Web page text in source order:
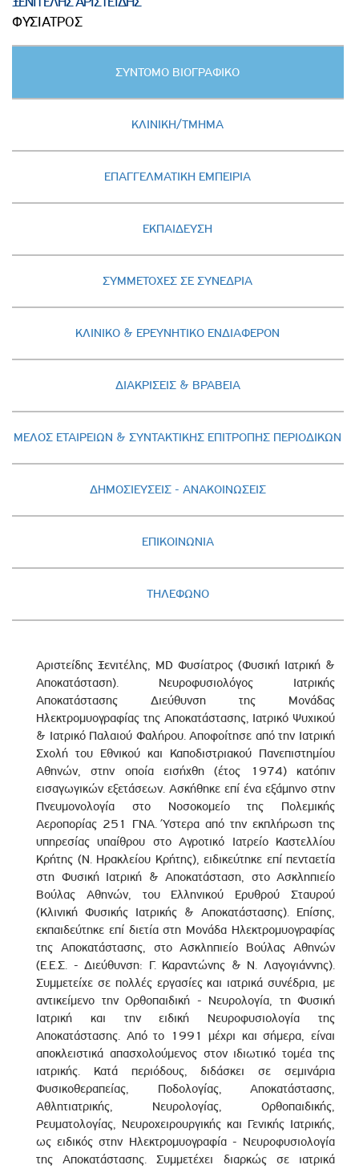
ΦΥΣΙΑΤΡΟΣ
ΣΥΝΤΟΜΟ ΒΙΟΓΡΑΦΙΚΟ
ΚΛΙΝΙΚΗ/ΤΜΗΜΑ
ΕΠΑΓΓΕΛΜΑΤΙΚΗ ΕΜΠΕΙΡΙΑ
ΕΚΠΑΙΔΕΥΣΗ
ΣΥΜΜΕΤΟΧΕΣ ΣΕ ΣΥΝΕΔΡΙΑ
ΚΛΙΝΙΚΟ & ΕΡΕΥΝΗΤΙΚΟ ΕΝΔΙΑΦΕΡΟΝ
ΔΙΑΚΡΙΣΕΙΣ & ΒΡΑΒΕΙΑ
ΜΕΛΟΣ ΕΤΑΙΡΕΙΩΝ & ΣΥΝΤΑΚΤΙΚΗΣ ΕΠΙΤΡΟΠΗΣ ΠΕΡΙΟΔΙΚΩΝ
ΔΗΜΟΣΙΕΥΣΕΙΣ - AΝΑΚΟΙΝΩΣΕΙΣ
ΕΠΙΚΟΙΝΩΝΙΑ
ΤΗΛΕΦΩΝΟ
Αριστείδης Ξενιτέλης, MD Φυσίατρος (Φυσική Ιατρική &
Αποκατάσταση). Νευροφυσιολόγος Ιατρικής
Αποκατάστασης Διεύθυνση της Μονάδας
Ηλεκτρομυογραφίας της Αποκατάστασης, Ιατρικό Ψυχικού
& Ιατρικό Παλαιού Φαλήρου. Αποφοίτησε από την Ιατρική
Σχολή του Εθνικού και Καποδιστριακού Πανεπιστημίου
Αθηνών, στην οποία εισήχθη (έτος 1974) κατόπιν
εισαγωγικών εξετάσεων. Ασκήθηκε επί ένα εξάμηνο στην
Πνευμονολογία στο Νοσοκομείο της Πολεμικής
Αεροπορίας 251 ΓΝΑ. Ύστερα από την εκπλήρωση της
υπηρεσίας υπαίθρου στο Αγροτικό Ιατρείο Καστελλίου
Κρήτης (Ν. Ηρακλείου Κρήτης), ειδικεύτηκε επί πενταετία
στη Φυσική Ιατρική & Αποκατάσταση, στο Ασκληπιείο
Βούλας Αθηνών, του Ελληνικού Ερυθρού Σταυρού
(Κλινική Φυσικής Ιατρικής & Αποκατάστασης). Επίσης,
εκπαιδεύτηκε επί διετία στη Μονάδα Ηλεκτρομυογραφίας
της Αποκατάστασης, στο Ασκληπιείο Βούλας Αθηνών
(Ε.Ε.Σ. - Διεύθυνση: Γ. Καραντώνης & Ν. Λαγογιάννης).
Συμμετείχε σε πολλές εργασίες και ιατρικά συνέδρια, με
αντικείμενο την Ορθοπαιδική - Νευρολογία, τη Φυσική
Ιατρική και την ειδική Νευροφυσιολογία της
Αποκατάστασης. Από το 1991 μέχρι και σήμερα, είναι
αποκλειστικά απασχολούμενος στον ιδιωτικό τομέα της
ιατρικής. Κατά περιόδους, διδάσκει σε σεμινάρια
Φυσικοθεραπείας, Ποδολογίας, Αποκατάστασης,
Αθλητιατρικής, Νευρολογίας, Ορθοπαιδικής,
Ρευματολογίας, Νευροχειρουργικής και Γενικής Ιατρικής,
ως ειδικός στην Ηλεκτρομυογραφία - Νευροφυσιολογία
της Αποκατάστασης. Συμμετέχει διαρκώς σε ιατρικά